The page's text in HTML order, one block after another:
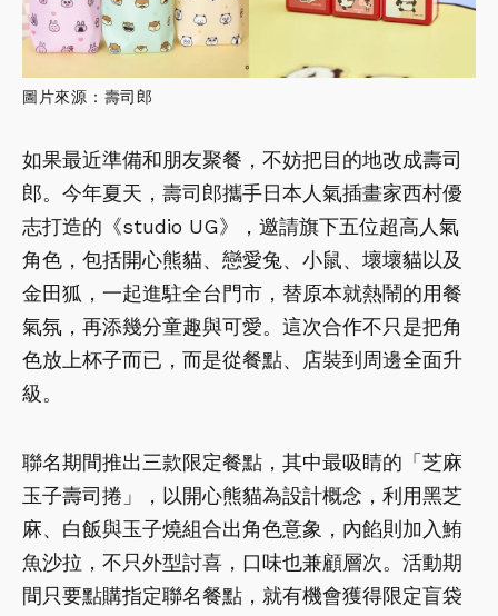
圖片來源：壽司郎
如果最近準備和朋友聚餐，不妨把目的地改成壽司
郎。今年夏天，壽司郎攜手日本人氣插畫家西村優
志打造的《studio UG》，邀請旗下五位超高人氣
角色，包括開心熊貓、戀愛兔、小鼠、壞壞貓以及
金田狐，一起進駐全台門市，替原本就熱鬧的用餐
氣氛，再添幾分童趣與可愛。這次合作不只是把角
色放上杯子而已，而是從餐點、店裝到周邊全面升
級。
聯名期間推出三款限定餐點，其中最吸睛的「芝麻
玉子壽司捲」，以開心熊貓為設計概念，利用黑芝
麻、白飯與玉子燒組合出角色意象，內餡則加入鮪
魚沙拉，不只外型討喜，口味也兼顧層次。活動期
間只要點購指定聯名餐點，就有機會獲得限定盲袋